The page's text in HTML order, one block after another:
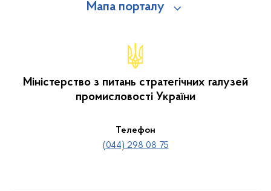
Мапа порталу
Міністерство з питань стратегічних галузей
промисловості України
Телефон
(044) 298 08 75